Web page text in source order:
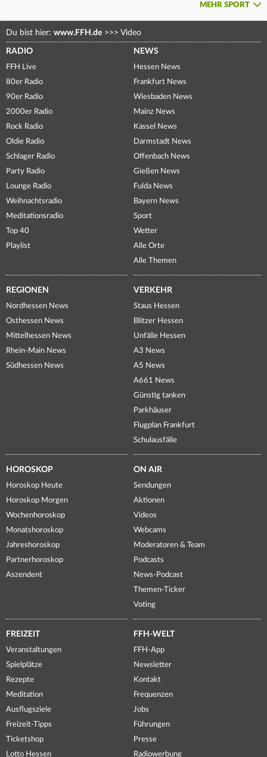
MEHR SPORT
Du bist hier: www.FFH.de >>> Video
RADIO
FFH Live
80er Radio
90er Radio
2000er Radio
Rock Radio
Oldie Radio
Schlager Radio
Party Radio
Lounge Radio
Weihnachtsradio
Meditationsradio
Top 40
Playlist
NEWS
Hessen News
Frankfurt News
Wiesbaden News
Mainz News
Kassel News
Darmstadt News
Offenbach News
Gießen News
Fulda News
Bayern News
Sport
Wetter
Alle Orte
Alle Themen
REGIONEN
Nordhessen News
Osthessen News
Mittelhessen News
Rhein-Main News
Südhessen News
VERKEHR
Staus Hessen
Blitzer Hessen
Unfälle Hessen
A3 News
A5 News
A661 News
Günstig tanken
Parkhäuser
Flugplan Frankfurt
Schulausfälle
HOROSKOP
Horoskop Heute
Horoskop Morgen
Wochenhoroskop
Monatshoroskop
Jahreshoroskop
Partnerhoroskop
Aszendent
ON AIR
Sendungen
Aktionen
Videos
Webcams
Moderatoren & Team
Podcasts
News-Podcast
Themen-Ticker
Voting
FREIZEIT
Veranstaltungen
Spielplätze
Rezepte
Meditation
Ausflugsziele
Freizeit-Tipps
Ticketshop
Lotto Hessen
FFH-WELT
FFH-App
Newsletter
Kontakt
Frequenzen
Jobs
Führungen
Presse
Radiowerbung